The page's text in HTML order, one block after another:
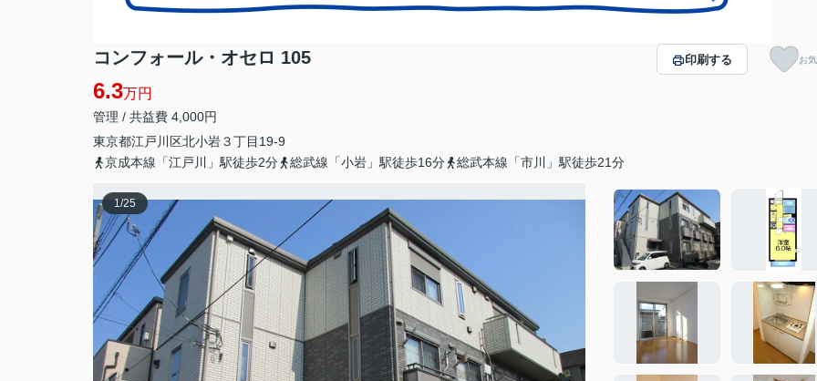
コンフォール・オセロ 105
6.3万円
管理 / 共益費 4,000円
東京都江戸川区北小岩３丁目19-9
京成本線「江戸川」駅徒歩2分
総武線「小岩」駅徒歩16分 総武本線「市川」駅徒歩21分
印刷する お
1/25